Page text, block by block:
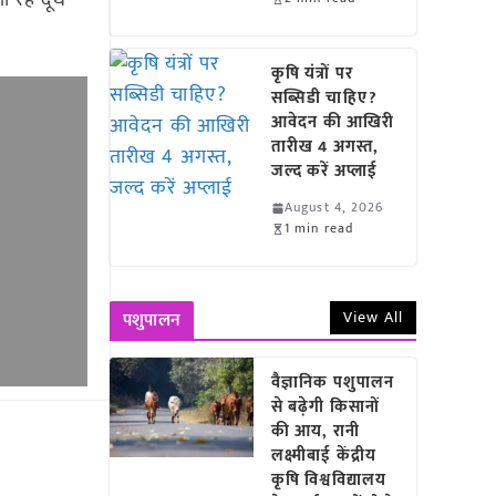
कृषि यंत्रों पर
सब्सिडी चाहिए?
आवेदन की आखिरी
तारीख 4 अगस्त,
जल्द करें अप्लाई
August 4, 2026
1 min read
पशुपालन View All
वैज्ञानिक पशुपालन
से बढ़ेगी किसानों
की आय, रानी
लक्ष्मीबाई केंद्रीय
कृषि विश्वविद्यालय